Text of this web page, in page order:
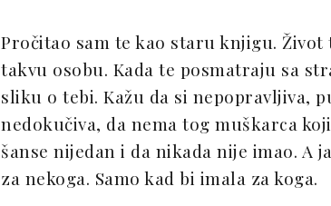
Pročitao sam te kao staru knjigu.
takvu osobu. Kada te posmatraju sa
sliku o tebi. Kažu da si nepopravljiva,
nedokučiva, da nema tog muškarca
šanse nijedan i da nikada nije imao. A
za nekoga. Samo kad bi imala za koga.